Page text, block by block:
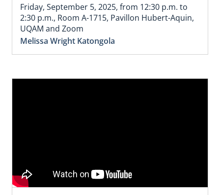
Friday, September 5, 2025, from 12:30 p.m. to
2:30 p.m., Room A-1715, Pavillon Hubert-Aquin,
UQAM and Zoom
Melissa Wright Katongola